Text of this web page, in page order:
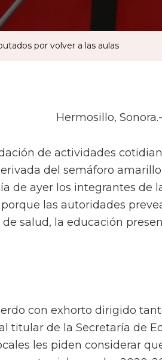
por volver a las aulas
Hermosillo, Sonora.-
de actividades
del semáforo
de ayer los integrantes de
las autoridades
salud, la educación
con exhorto dirigido
titular de la Secretaría de
les piden considerar